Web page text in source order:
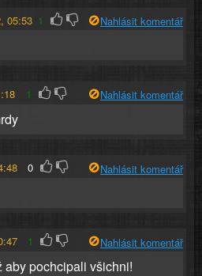
05:53 1 Nahlásit komentář
1 Nahlásit komentář
0 Nahlásit komentář
1 Nahlásit komentář
aby pochcipali všichni!